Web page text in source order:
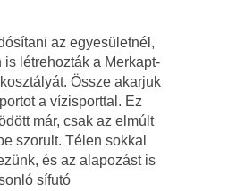
az egyesületnél,
létrehozták a Merkapt-
Össze akarjuk
a vízisporttal. Ez
már, csak az elmúlt
szorult. Télen sokkal
és az alapozást is
sífutó